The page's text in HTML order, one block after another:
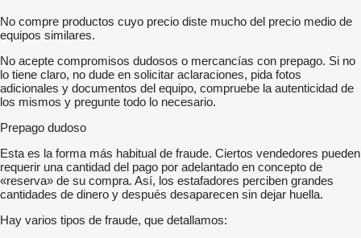
No compre productos cuyo precio diste mucho del precio medio de
equipos similares.
No acepte compromisos dudosos o mercancías con prepago. Si no
lo tiene claro, no dude en solicitar aclaraciones, pida fotos
adicionales y documentos del equipo, compruebe la autenticidad de
los mismos y pregunte todo lo necesario.
Prepago dudoso
Esta es la forma más habitual de fraude. Ciertos vendedores pueden
requerir una cantidad del pago por adelantado en concepto de
«reserva» de su compra. Así, los estafadores perciben grandes
cantidades de dinero y después desaparecen sin dejar huella.
Hay varios tipos de fraude, que detallamos: